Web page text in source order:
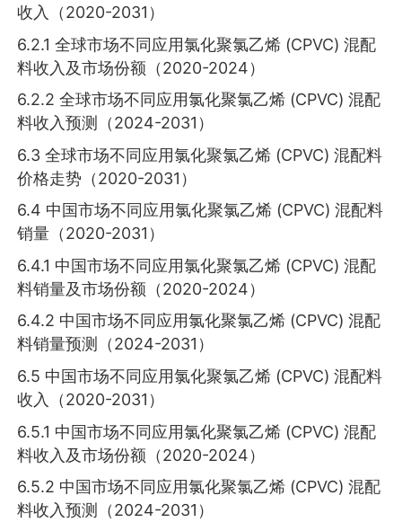
收入（2020-2031）
6.2.1 全球市场不同应用氯化聚氯乙烯 (CPVC) 混配
料收入及市场份额（2020-2024）
6.2.2 全球市场不同应用氯化聚氯乙烯 (CPVC) 混配
料收入预测（2024-2031）
6.3 全球市场不同应用氯化聚氯乙烯 (CPVC) 混配料
价格走势（2020-2031）
6.4 中国市场不同应用氯化聚氯乙烯 (CPVC) 混配料
销量（2020-2031）
6.4.1 中国市场不同应用氯化聚氯乙烯 (CPVC) 混配
料销量及市场份额（2020-2024）
6.4.2 中国市场不同应用氯化聚氯乙烯 (CPVC) 混配
料销量预测（2024-2031）
6.5 中国市场不同应用氯化聚氯乙烯 (CPVC) 混配料
收入（2020-2031）
6.5.1 中国市场不同应用氯化聚氯乙烯 (CPVC) 混配
料收入及市场份额（2020-2024）
6.5.2 中国市场不同应用氯化聚氯乙烯 (CPVC) 混配
料收入预测（2024-2031）